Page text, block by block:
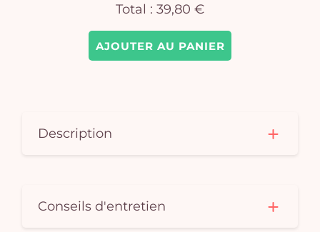
AJOUTER AU PANIER
Total : 39,80 €
Description
Conseils d'entretien